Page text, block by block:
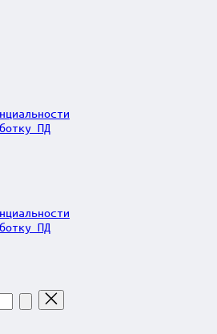
ПД
ПД